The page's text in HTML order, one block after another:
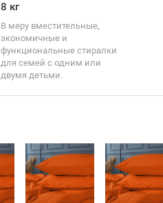
8 кг
В меру вместительные,
экономичные и
функциональные стиралки
для семей с одним или
двумя детьми.